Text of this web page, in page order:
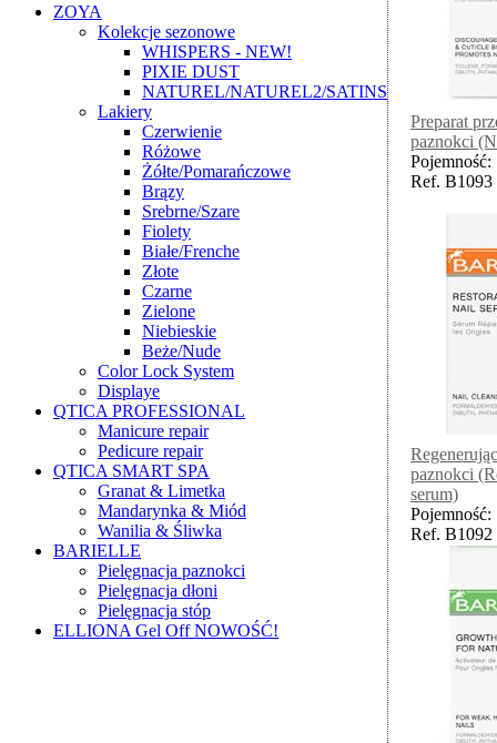
ZOYA
Kolekcje sezonowe
WHISPERS - NEW!
PIXIE DUST
NATUREL/NATUREL2/SATINS
Lakiery
Czerwienie
Różowe
Żółte/Pomarańczowe
Brązy
Srebrne/Szare
Fiolety
Białe/Frenche
Złote
Czarne
Zielone
Niebieskie
Beże/Nude
Color Lock System
Displaye
QTICA PROFESSIONAL
Manicure repair
Pedicure repair
QTICA SMART SPA
Granat & Limetka
Mandarynka & Miód
Wanilia & Śliwka
BARIELLE
Pielęgnacja paznokci
Pielęgnacja dłoni
Pielęgnacja stóp
ELLIONA Gel Off NOWOŚĆ!
Preparat
paznokci
Ref. B1093
paznokci
serum)
Ref. B1092